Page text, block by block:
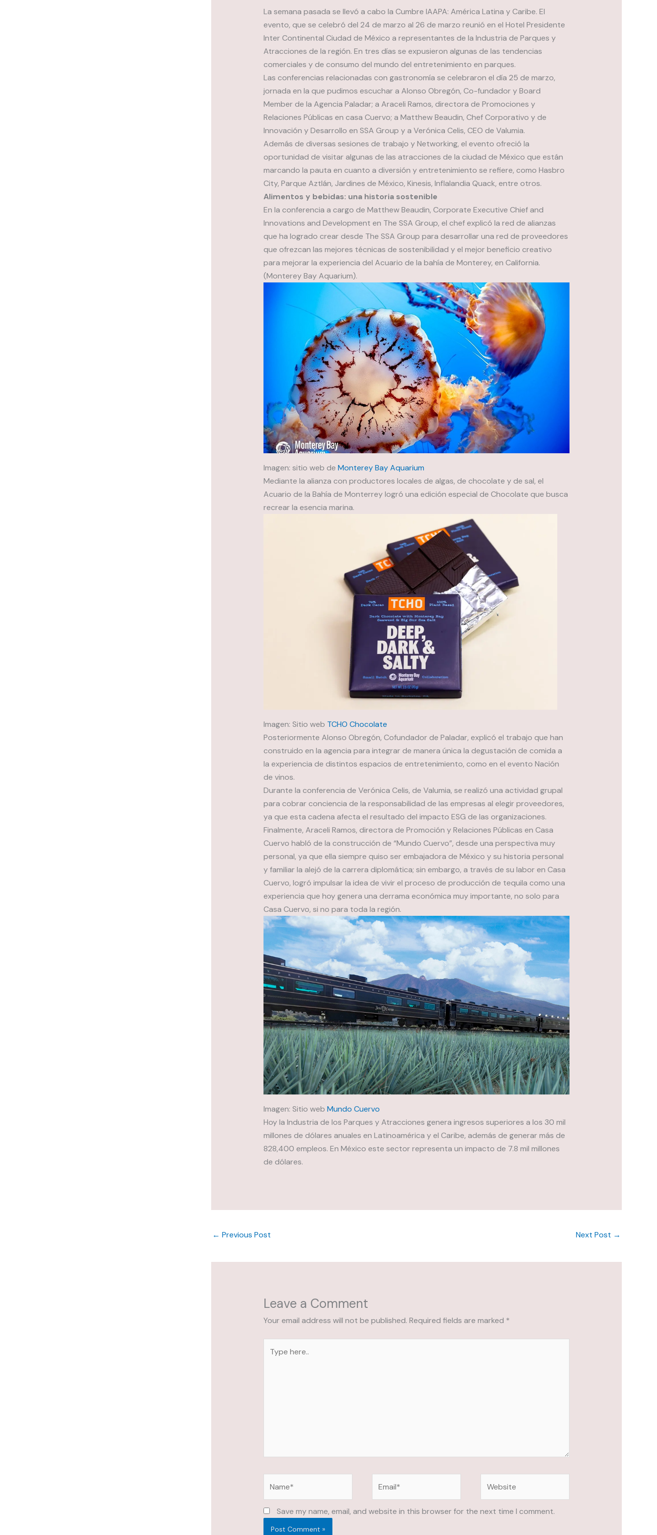
La semana pasada se llevó a cabo la Cumbre IAAPA: América Latina y Caribe. El
evento, que se celebró del 24 de marzo al 26 de marzo reunió en el Hotel Presidente
Inter Continental Ciudad de México a representantes de la Industria de Parques y
Atracciones de la región. En tres días se expusieron algunas de las tendencias
comerciales y de consumo del mundo del entretenimiento en parques.
Las conferencias relacionadas con gastronomía se celebraron el día 25 de marzo,
jornada en la que pudimos escuchar a Alonso Obregón, Co-fundador y Board
Member de la Agencia Paladar; a Araceli Ramos, directora de Promociones y
Relaciones Públicas en casa Cuervo; a Matthew Beaudin, Chef Corporativo y de
Innovación y Desarrollo en SSA Group y a Verónica Celis, CEO de Valumia.
Además de diversas sesiones de trabajo y Networking, el evento ofreció la
oportunidad de visitar algunas de las atracciones de la ciudad de México que están
marcando la pauta en cuanto a diversión y entretenimiento se refiere, como Hasbro
City, Parque Aztlán, Jardines de México, Kinesis, Inflalandia Quack, entre otros.
Alimentos y bebidas: una historia sostenible
En la conferencia a cargo de Matthew Beaudin, Corporate Executive Chief and
Innovations and Development en The SSA Group, el chef explicó la red de alianzas
que ha logrado crear desde The SSA Group para desarrollar una red de proveedores
que ofrezcan las mejores técnicas de sostenibilidad y el mejor beneficio creativo
para mejorar la experiencia del Acuario de la bahía de Monterey, en California.
(Monterey Bay Aquarium).
Imagen: sitio web de Monterey Bay Aquarium
Mediante la alianza con productores locales de algas, de chocolate y de sal, el
Acuario de la Bahía de Monterrey logró una edición especial de Chocolate que busca
recrear la esencia marina.
Imagen: Sitio web TCHO Chocolate
Posteriormente Alonso Obregón, Cofundador de Paladar, explicó el trabajo que han
construido en la agencia para integrar de manera única la degustación de comida a
la experiencia de distintos espacios de entretenimiento, como en el evento Nación
de vinos.
Durante la conferencia de Verónica Celis, de Valumia, se realizó una actividad grupal
para cobrar conciencia de la responsabilidad de las empresas al elegir proveedores,
ya que esta cadena afecta el resultado del impacto ESG de las organizaciones.
Finalmente, Araceli Ramos, directora de Promoción y Relaciones Públicas en Casa
Cuervo habló de la construcción de “Mundo Cuervo”, desde una perspectiva muy
personal, ya que ella siempre quiso ser embajadora de México y su historia personal
y familiar la alejó de la carrera diplomática; sin embargo, a través de su labor en Casa
Cuervo, logró impulsar la idea de vivir el proceso de producción de tequila como una
experiencia que hoy genera una derrama económica muy importante, no solo para
Casa Cuervo, si no para toda la región.
Imagen: Sitio web Mundo Cuervo
Hoy la Industria de los Parques y Atracciones genera ingresos superiores a los 30 mil
millones de dólares anuales en Latinoamérica y el Caribe, además de generar más de
828,400 empleos. En México este sector representa un impacto de 7.8 mil millones
de dólares.
← Previous Post Next Post →
Leave a Comment
Your email address will not be published. Required fields are marked *
here..
Save my name, email, and website in this browser for the next time I comment.